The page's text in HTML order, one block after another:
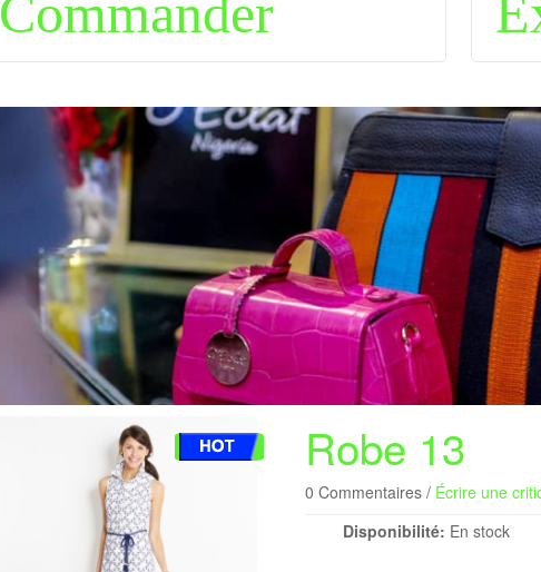
Commander
Robe 13
0 Commentaires / Écrire une
Disponibilité: En stock